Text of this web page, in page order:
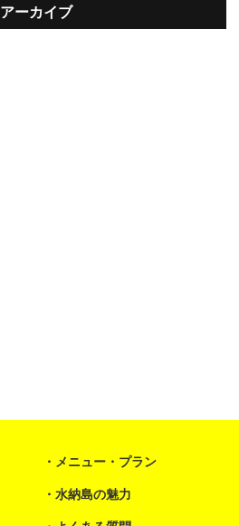
アーカイブ
メニュー・プラン
水納島の魅力